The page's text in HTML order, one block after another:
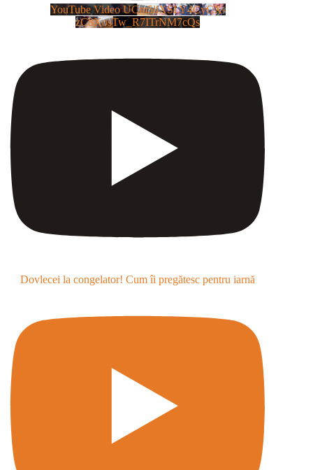
YouTube Video UCm5llXSLY4CyCX-
zC8XosTw_R7ITrNM7cQs
Dovlecei la congelator! Cum îi pregătesc pentru iarnă